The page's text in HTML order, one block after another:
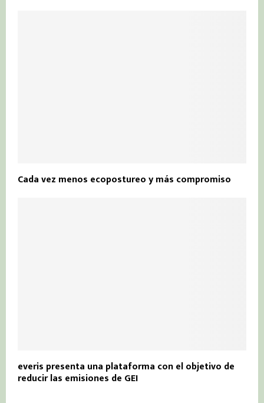
Cada vez menos ecopostureo y más compromiso
everis presenta una plataforma con el objetivo de
reducir las emisiones de GEI